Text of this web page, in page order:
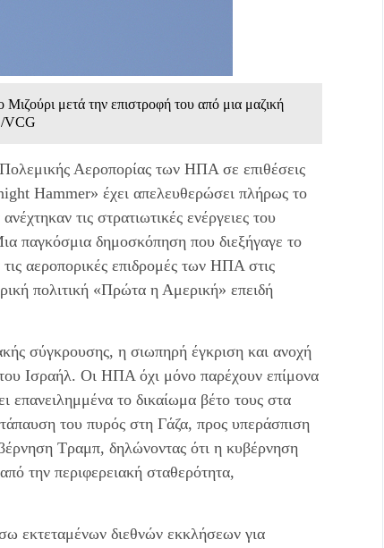
μετά την επιστροφή του από μια μαζική
/VCG
Αεροπορίας των ΗΠΑ σε επιθέσεις
Hammer» έχει απελευθερώσει πλήρως το
τις στρατιωτικές ενέργειες του
παγκόσμια δημοσκόπηση που διεξήγαγε το
τις αεροπορικές επιδρομές των ΗΠΑ στις
πολιτική «Πρώτα η Αμερική» επειδή
σύγκρουσης, η σιωπηρή έγκριση και ανοχή
του Ισραήλ. Οι ΗΠΑ όχι μόνο παρέχουν επίμονα
επανειλημμένα το δικαίωμα βέτο τους στα
του πυρός στη Γάζα, προς υπεράσπιση
Τραμπ, δηλώνοντας ότι η κυβέρνηση
την περιφερειακή σταθερότητα,
εκτεταμένων διεθνών εκκλήσεων για